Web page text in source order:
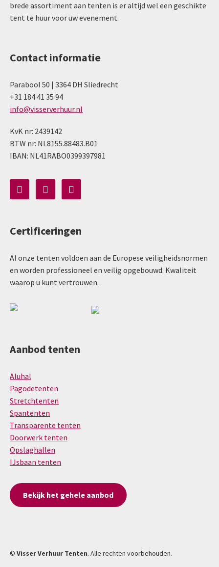
brede assortiment aan tenten is er altijd wel een geschikte
tent te huur voor uw evenement.
Contact informatie
Parabool 50 | 3364 DH Sliedrecht
+31 184 41 35 94
info@visserverhuur.nl
KvK nr: 2439142
BTW nr: NL8155.88483.B01
IBAN: NL41RABO0399397981
Certificeringen
Al onze tenten voldoen aan de Europese veiligheidsnormen
en worden professioneel en veilig opgebouwd. Kwaliteit
waarop u kunt vertrouwen.
Aanbod tenten
Aluhal
Pagodetenten
Stretchtenten
Spantenten
Transparente tenten
Doorwerk tenten
Opslaghallen
IJsbaan tenten
Bekijk het gehele aanbod
© Visser Verhuur Tenten. Alle rechten voorbehouden.